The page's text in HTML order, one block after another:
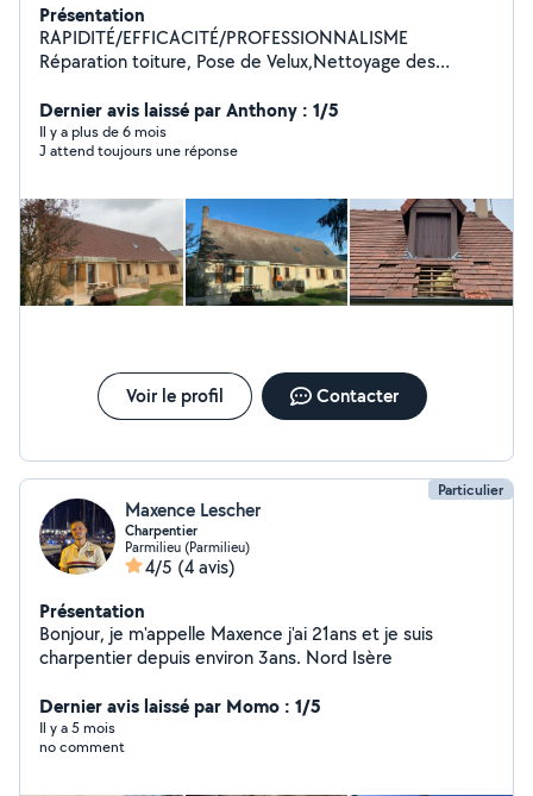
Présentation
RAPIDITÉ/EFFICACITÉ/PROFESSIONNALISME
Réparation toiture, Pose de Velux,Nettoyage des
façade,nettoyage gouttière intérieur, recherche est
réparation fuite d'eaux,pose de bac acier, traitement
anti-mousse,Étanchéité sur toiture,hydrofuge peinture
Dernier avis laissé par Anthony : 1/5
Il y a plus de 6 mois
J attend toujours une réponse
Voir le profil Contacter
Particulier
Maxence Lescher
Charpentier
Parmilieu (Parmilieu)
4/5 (4 avis)
Présentation
Bonjour, je m'appelle Maxence j'ai 21ans et je suis
charpentier depuis environ 3ans. Nord Isère
Dernier avis laissé par Momo : 1/5
Il y a 5 mois
no comment